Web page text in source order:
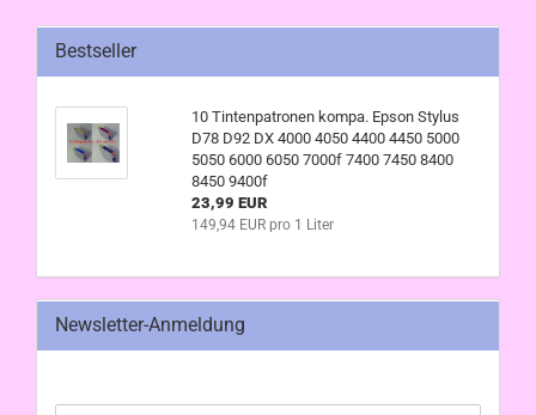
Bestseller
10 Tintenpatronen kompa. Epson Stylus
D78 D92 DX 4000 4050 4400 4450 5000
5050 6000 6050 7000f 7400 7450 8400
8450 9400f
23,99 EUR
149,94 EUR pro 1 Liter
Newsletter-Anmeldung